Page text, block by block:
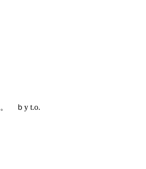
。 ｂy t.o.